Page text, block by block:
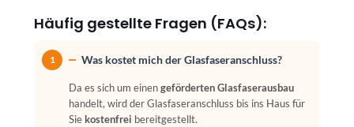
Häufig gestellte Fragen (FAQs):
1 Was kostet mich der Glasfaseranschluss?
Da es sich um einengeförderten Glasfaserausbau
handelt, wird der Glasfaseranschluss bis ins Haus für
Sie kostenfrei bereitgestellt.